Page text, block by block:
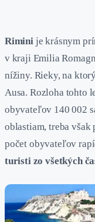
Rimini je krásnym
v kraji Emilia
nížiny. Rieky, na
Ausa. Rozloha tohto
obyvateľov 140 002
oblastiam, treba
počet obyvateľov
turisti zo všetkých